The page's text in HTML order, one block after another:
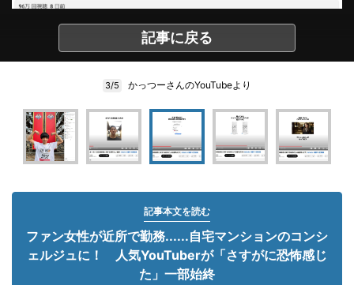
記事に戻る
3/5 かっつーさんのYouTubeより
記事本文を読む
ファン女性が近所で勤務......自宅マンションのコンシ
ェルジュに！ 人気YouTuberが「さすがに恐怖感じ
た」一部始終